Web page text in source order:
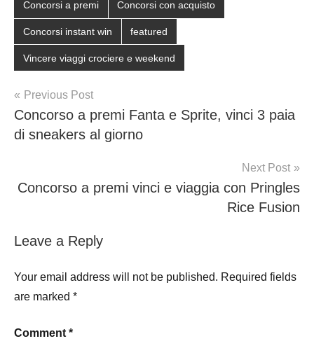
Concorsi a premi Concorsi con acquisto
Concorsi instant win featured
Vincere viaggi crociere e weekend
Post
navigation
Previous Post
Concorso a premi Fanta e Sprite, vinci 3 paia
di sneakers al giorno
Next Post
Concorso a premi vinci e viaggia con Pringles
Rice Fusion
Leave a Reply
Your email address will not be published. Required fields
are marked *
Comment *